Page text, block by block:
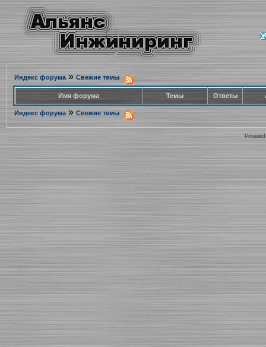
Индекс форума» Свежие темы
Имя форума Темы Ответы
Индекс форума » Свежие темы